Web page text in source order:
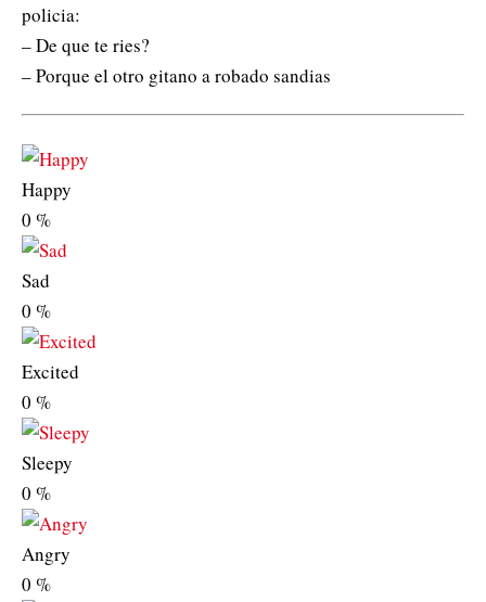
policia:
– De que te ries?
– Porque el otro gitano a robado sandias
Happy
0 %
Sad
0 %
Excited
0 %
Sleepy
0 %
Angry
0 %